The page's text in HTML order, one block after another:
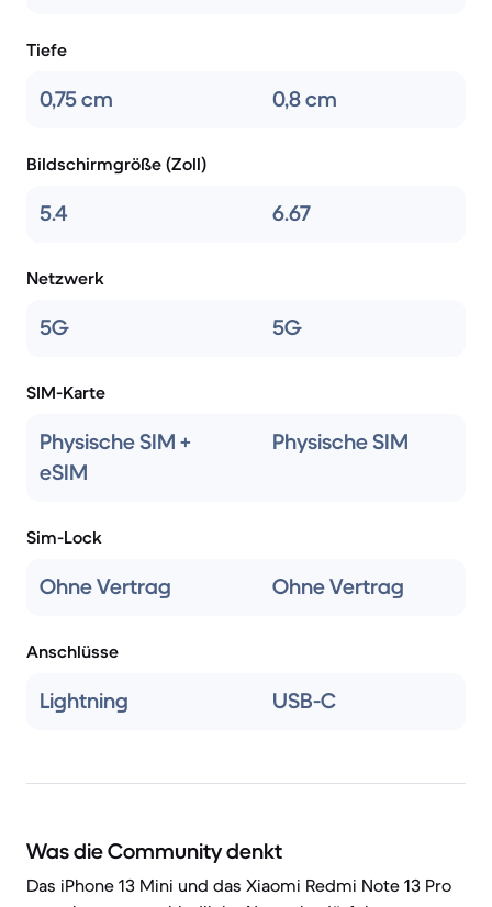
Tiefe
0,75 cm 0,8 cm
Bildschirmgröße (Zoll)
5.4 6.67
Netzwerk
5G 5G
SIM-Karte
Physische SIM +
eSIM
Physische SIM
Sim-Lock
Ohne Vertrag Ohne Vertrag
Anschlüsse
Lightning USB-C
Was die Community denkt
Das iPhone 13 Mini und das Xiaomi Redmi Note 13 Pro